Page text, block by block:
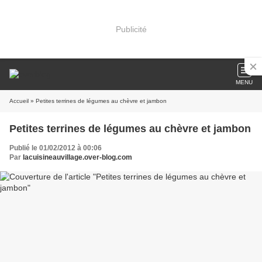
Publicité
MENU
Accueil » Petites terrines de légumes au chèvre et jambon
Petites terrines de légumes au chèvre et jambon
Publié le 01/02/2012 à 00:06
Par lacuisineauvillage.over-blog.com